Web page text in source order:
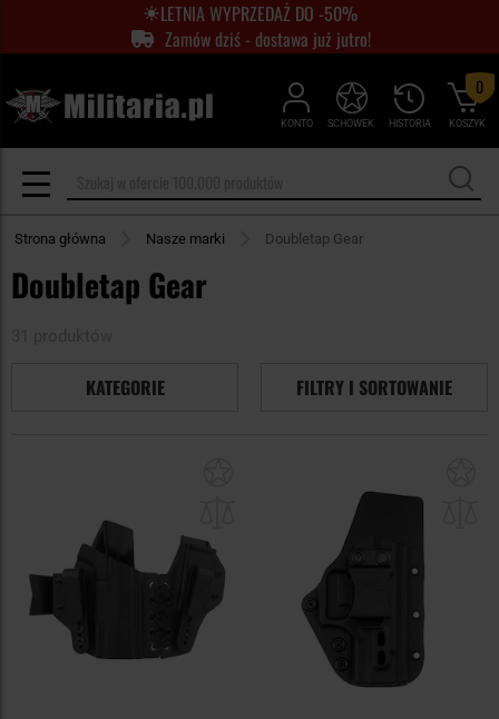
LETNIA WYPRZEDAŻ DO -50%
Zamów dziś - dostawa już jutro!
KONTO HISTORIA
SCHOWEK KOSZYK
0
Strona główna Nasze marki Doubletap Gear
Doubletap Gear
KATEGORIE FILTRY I SORTOWANIE